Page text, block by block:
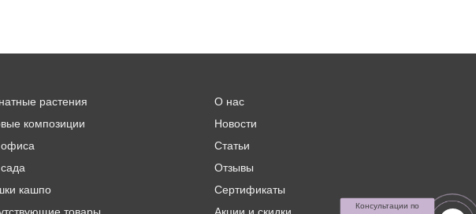
растения
композиции
кашпо
О нас
Новости
Статьи
Отзывы
Сертификаты
Консультации по